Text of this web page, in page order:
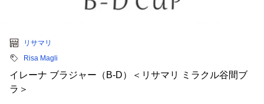
リサマリ
Risa Magli
イレーナ ブラジャー（B-D）＜リサマリ ミラクル谷間ブ
ラ＞